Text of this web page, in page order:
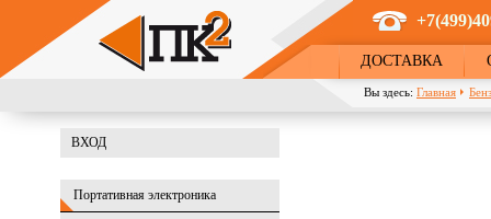
Перейти к основному содержанию
ДОСТАВКА
Вы здесь: Главная
ВХОД
Портативная электроника